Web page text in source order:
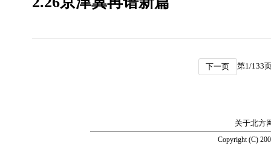
下一页 第1/133
关于北方
Copyright (C)